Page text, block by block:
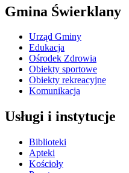
Gmina Świerklany
Urząd Gminy
Edukacja
Ośrodek Zdrowia
Obiekty sportowe
Obiekty rekreacyjne
Komunikacja
Usługi i instytucje
Biblioteki
Apteki
Kościoły